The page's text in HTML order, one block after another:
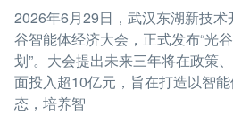
2026年6月29日，武汉东湖新技
谷智能体经济大会，正式发布“光
划”。大会提出未来三年将在政策
面投入超10亿元，旨在打造以智
态，培养智